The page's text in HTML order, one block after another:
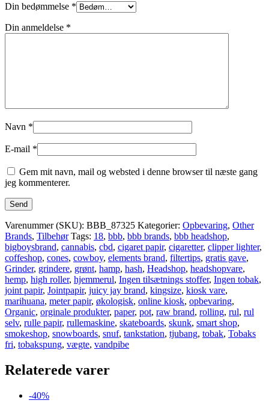
Din bedømmelse *
Din anmeldelse *
Navn *
E-mail *
Gem mit navn, mail og websted i denne browser til næste gang
jeg kommenterer.
Varenummer (SKU): BBB_87325 Kategorier: Opbevaring, Other
Brands, Tilbehør Tags: 18, bbb, bbb brands, bbb headshop,
bigboysbrand, cannabis, cbd, cigaret papir, cigaretter, clipper lighter,
coffeshop, cones, cowboy, elements brand, filtertips, gratis gave,
Grinder, grindere, grønt, hamp, hash, Headshop, headshopvare,
hemp, high roller, hjemmerul, Ingen tilsætnings stoffer, Ingen tobak,
joint papir, Jointpapir, juicy jay brand, kingsize, kiosk vare,
marihuana, meter papir, økologisk, online kiosk, opbevaring,
Organic, orginale produkter, paper, pot, raw brand, rolling, rul, rul
selv, rulle papir, rullemaskine, skateboards, skunk, smart shop,
smokeshop, snowboards, snuf, tankstation, tjubang, tobak, Tobaks
fri, tobakspung, vægte, vandpibe
Relaterede varer
-40%